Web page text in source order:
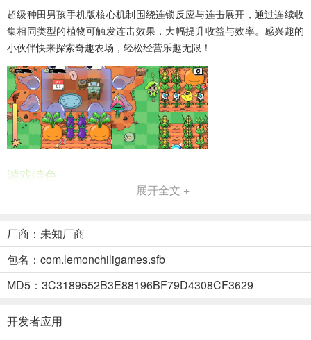
超级种田男孩手机版核心机制围绕连锁反应与连击展开，通过连续收
集相同类型的植物可触发连击效果，大幅提升收益与效率。感兴趣的
小伙伴快来探索奇趣农场，轻松经营乐趣无限！
游戏特色
简单按一下按钮变成任何工具，无论是铲子、鹤嘴锄、斧头还是锤子
等等！
2、连锁反应和连击
个农场。然而，在种植方面的细致和战略规划是至关重要的！
展开全文 +
厂商：未知厂商
包名：com.lemonchiligames.sfb
MD5：3C3189552B3E88196BF79D4308CF3629
开发者应用